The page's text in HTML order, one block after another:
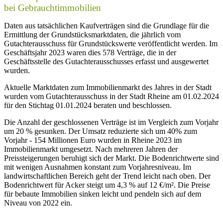
bei Gebrauchtimmobilien
Daten aus tatsächlichen Kaufverträgen sind die Grundlage für die
Ermittlung der Grundstücksmarktdaten, die jährlich vom
Gutachterausschuss für Grundstückswerte veröffentlicht werden. Im
Geschäftsjahr 2023 waren dies 578 Verträge, die in der
Geschäftsstelle des Gutachterausschusses erfasst und ausgewertet
wurden.
Aktuelle Marktdaten zum Immobilienmarkt des Jahres in der Stadt
wurden vom Gutachterausschuss in der Stadt Rheine am 01.02.2024
für den Stichtag 01.01.2024 beraten und beschlossen.
Die Anzahl der geschlossenen Verträge ist im Vergleich zum Vorjahr
um 20 % gesunken. Der Umsatz reduzierte sich um 40% zum
Vorjahr - 154 Millionen Euro wurden in Rheine 2023 im
Immobilienmarkt umgesetzt. Nach mehreren Jahren der
Preissteigerungen beruhigt sich der Markt. Die Bodenrichtwerte sind
mit wenigen Ausnahmen konstant zum Vorjahresniveau. Im
landwirtschaftlichen Bereich geht der Trend leicht nach oben. Der
Bodenrichtwert für Acker steigt um 4,3 % auf 12 €/m². Die Preise
für bebaute Immobilien sinken leicht und pendeln sich auf dem
Niveau von 2022 ein.